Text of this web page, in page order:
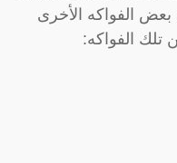
بعض الفواكه الأخرى
تلك الفواكه: